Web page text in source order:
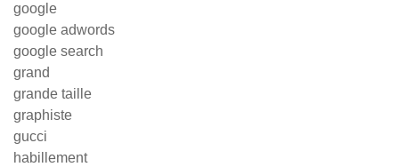
google
google adwords
google search
grand
grande taille
graphiste
gucci
habillement